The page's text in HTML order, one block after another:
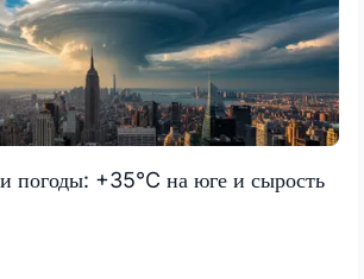
погоды: +35°C на юге и сырость